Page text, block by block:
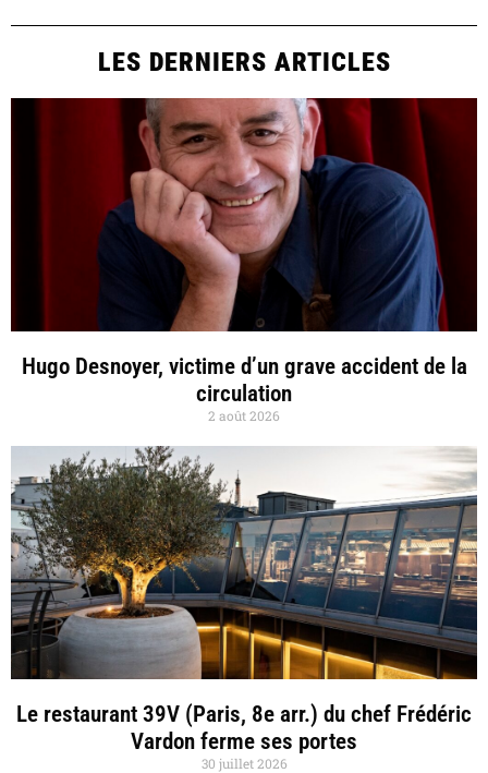
LES DERNIERS ARTICLES
Hugo Desnoyer, victime d’un grave accident de la
circulation
2 août 2026
Le restaurant 39V (Paris, 8e arr.) du chef Frédéric
Vardon ferme ses portes
30 juillet 2026